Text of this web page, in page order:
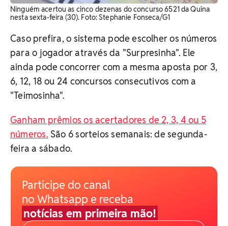
Ninguém acertou as cinco dezenas do concurso 6521 da Quina
nesta sexta-feira (30). Foto: Stephanie Fonseca/G1
Caso prefira, o sistema pode escolher os números
para o jogador através da "Surpresinha". Ele
ainda pode concorrer com a mesma aposta por 3,
6, 12, 18 ou 24 concursos consecutivos com a
"Teimosinha".
Ganham prêmios os acertadores de 2, 3, 4 ou 5
números. São 6 sorteios semanais: de segunda-
feira a sábado.
Participe do canal
no Whatsapp e receba
notícias em primeira mão!